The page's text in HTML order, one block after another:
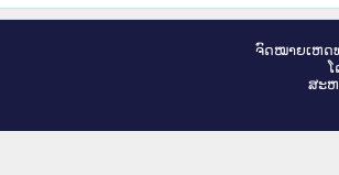
ຈົດ​ໝາຍ​ເຫດ​
ສະ​ຫ